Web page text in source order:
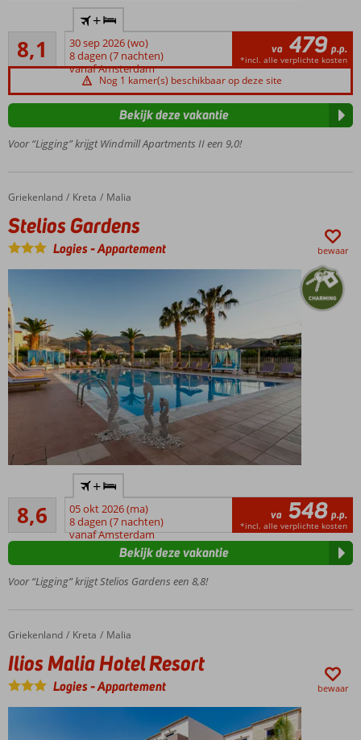
loopafstand
van Malia
Direct
aan
Windmill
Beach
Zwembad
zonneterras
8,1
Zeer goed
91
beoordelingen
+
30 sep 2026 (wo)
8 dagen (7 nachten)
vanaf Amsterdam
va 479 p.p.
*incl. alle verplichte kosten
Nog 1 kamer(s) beschikbaar op deze site
Voor “Ligging” krijgt Windmill Apartments II een 9,0!
Bekijk deze vakantie
Home
Griekenland Kreta Malia
Stelios Gardens
Stelios Gardens
Logies-Appartement bewaar
strand
en
Malia
tuin met
carterestaurant
Ontbijt of
Halfpension
ook
mogelijk
8,6Aanrader
62
beoordelingen
+
05 okt 2026 (ma)
8 dagen (7 nachten)
vanaf Amsterdam
va 548 p.p.
*incl. alle verplichte kosten
Voor “Ligging” krijgt Stelios Gardens een 8,8!
Bekijk deze vakantie
Home
Griekenland Kreta Malia
Ilios Malia Hotel Resort
Ilios Malia Hotel Resort
Logies-Appartement bewaar